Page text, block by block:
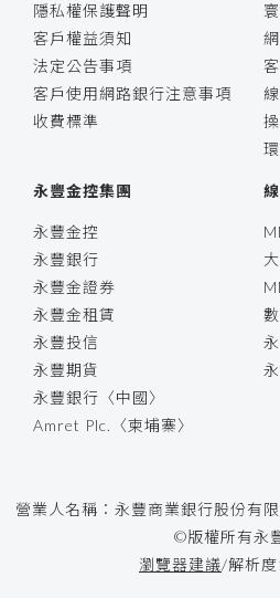
隱私權保護聲明
客戶權益須知
法定公告事項
客戶使用網路銀行注意事項
收費標準
永豐金控集團
永豐金控
永豐銀行
永豐金證券
永豐金租賃
永豐投信
永豐期貨
永豐銀行〈中國〉
Amret Plc.〈柬埔寨〉
營業人名稱：永豐商業銀行股份有
©版權所有永
瀏覽器建議/解析